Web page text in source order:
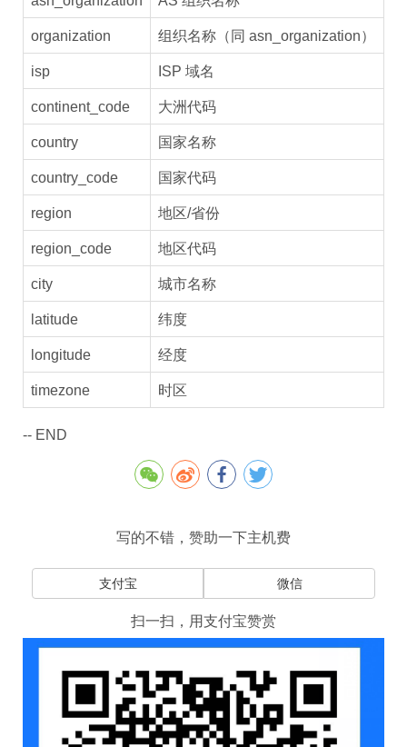
organization 组织名称（同 asn_organization）
isp ISP 域名
continent_code 大洲代码
country 国家名称
country_code 国家代码
region 地区/省份
region_code 地区代码
city 城市名称
latitude 纬度
longitude 经度
timezone 时区
-- END
写的不错，赞助一下主机费
支付宝 微信
扫一扫，用支付宝赞赏